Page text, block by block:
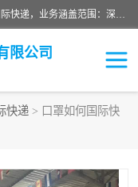
深圳市鑫飞速国际物流有限公司是一家从事深圳国际快递，业务涵盖范围：深圳DHL国际快递、深圳国际快递公司、深圳国际物流公司、深圳国际快递、深圳DHL国际快递电话可拨打全国服务热线：15019287411。欢迎各位亲来人来电到我司洽谈合作。
限公司
快递 > 口罩如何国际快
快递